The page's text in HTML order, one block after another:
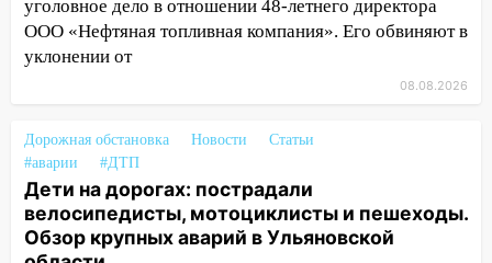
разработают отечественный прибор для
цифровой ПЦР
Ульяновцы могут вернуть деньги
15:34
После вмешательства
прокуратуры в селах Ульяновской
области привели в порядок детские
площадки
уголовное дело в отношении 48-летнего директора
ООО «Нефтяная топливная компания». Его обвиняют в
уклонении от
08.08.2026
Дорожная обстановка Новости
Статьи
#аварии
#ДТП
Дети на дорогах: пострадали
велосипедисты, мотоциклисты и пешеходы.
Обзор крупных аварий в Ульяновской